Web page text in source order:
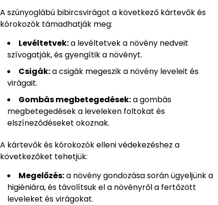
A szúnyoglábú bibircsvirágot a következő kártevők és
kórokozók támadhatják meg:
Levéltetvek:a levéltetvek a növény nedveit
szívogatják, és gyengítik a növényt.
Csigák:a csigák megeszik a növény leveleit és
virágait.
Gombás megbetegedések:a gombás
megbetegedések a leveleken foltokat és
elszíneződéseket okoznak.
A kártevők és kórokozók elleni védekezéshez a
következőket tehetjük:
Megelőzés:a növény gondozása során ügyeljünk a
higiéniára, és távolítsuk el a növényről a fertőzött
leveleket és virágokat.